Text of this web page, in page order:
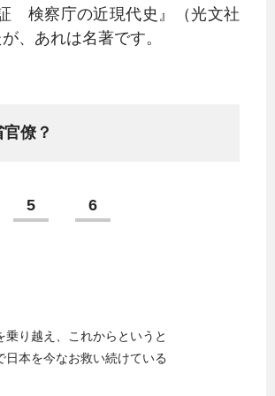
検察庁の近現代史』（光文社
、あれは名著です。
僚？
5 6
り越え、これからというと
日本を今なお救い続けている